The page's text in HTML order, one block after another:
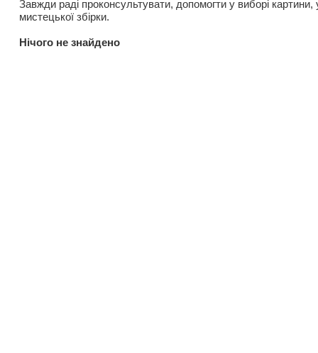
Завжди раді проконсультувати, допомогти у виборі картини,
мистецької збірки.
Нiчого не знайдено